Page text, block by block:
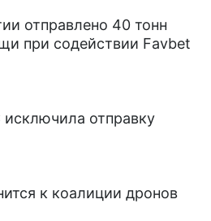
отправлено 40 тонн
при содействии Favbet
отправку
к коалиции дронов